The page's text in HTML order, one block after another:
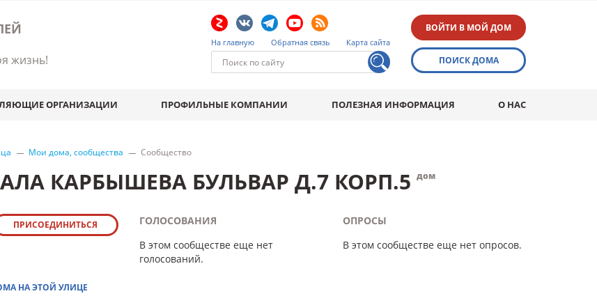
жизнь!
На главную Обратная связь Карта сайта
ВОЙТИ В МОЙ ДОМ
ПОИСК ДОМА
ОРГАНИЗАЦИИ ПРОФИЛЬНЫЕ КОМПАНИИ ПОЛЕЗНАЯ ИНФОРМАЦИЯ О НАС
Мои дома, сообщества Сообщество
КАРБЫШЕВА БУЛЬВАР Д.7 КОРП.5 дом
ПРИСОЕДИНИТЬСЯ
НА ЭТОЙ УЛИЦЕ
ГОЛОСОВАНИЯ
В этом сообществе еще нет
голосований.
ОПРОСЫ
В этом сообществе еще нет опросов.